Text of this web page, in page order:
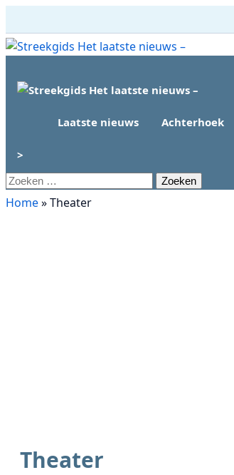
Ga
naar
inhoud
Laatste nieuws Achterhoek
>
Zoeken
naar:
Home»Theater
Theater